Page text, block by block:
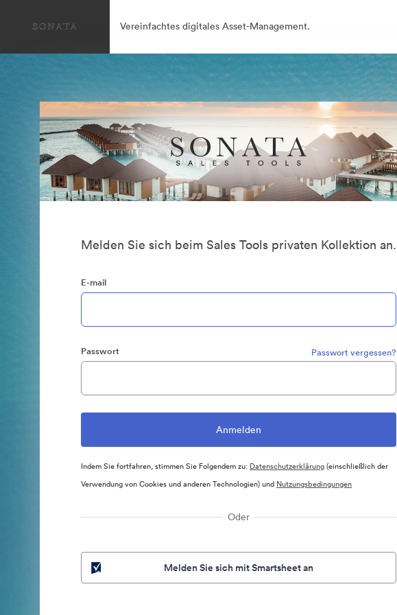
Vereinfachtes digitales Asset-Management.
Melden Sie sich beim Sales Tools privaten Kollektion an.
E-mail
Passwort Passwort vergessen?
Indem Sie fortfahren, stimmen Sie Folgendem zu: Datenschutzerklärung(einschließlich der
Verwendung von Cookies und anderen Technologien) und Nutzungsbedingungen
Oder
Melden Sie sich mit Smartsheet an